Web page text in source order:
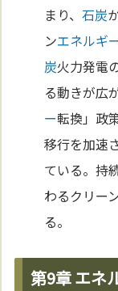
まり、石炭
ンエネルギ
炭火力発電
る動きが広
ー転換」政
移行を加速
ている。持
わるクリー
る。
第9章 エネ